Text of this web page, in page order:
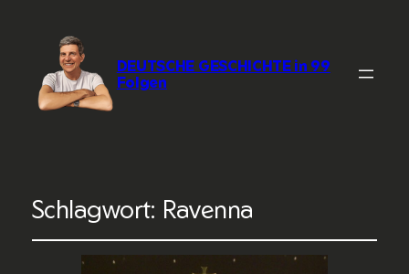
DEUTSCHE GESCHICHTE in 99
Folgen
Schlagwort: Ravenna